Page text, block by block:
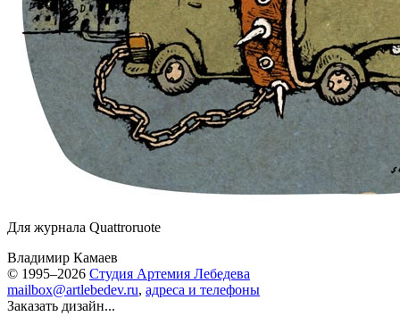
Для журнала Quattroruote
Владимир Камаев
© 1995–2026 Студия Артемия Лебедева
mailbox@artlebedev.ru, адреса и телефоны
Заказать дизайн...